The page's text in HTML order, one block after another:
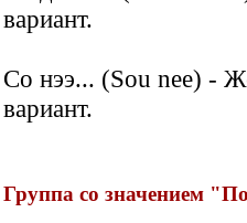
вариант.
Со нээ... (Sou nee) -
вариант.
Группа со значением